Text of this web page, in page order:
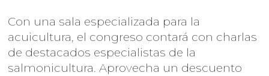
Con una sala especializada para la
acuicultura, el congreso contará con charlas
de destacados especialistas de la
salmonicultura. Aprovecha un descuento